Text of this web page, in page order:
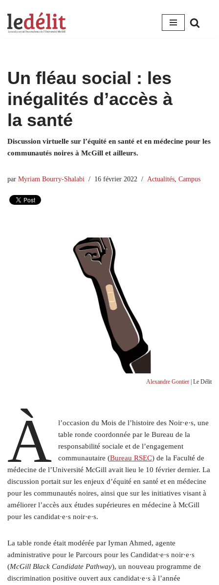
Aller
Un fléau social : les
inégalités d’accès à
la santé
Discussion virtuelle sur l’équité en santé et en médecine pour les
communautés noires à McGill et ailleurs.
par Myriam Bourry-Shalabi 16 février 2022 Actualités Campus
Alexandre Gontier | Le Délit
À
l’occasion du Mois de l’histoire des Noir·e·s, une
table ronde coordonnée par le Bureau de la
responsabilité sociale et de l’engagement
communautaire (Bureau RSEC) de la Faculté de
médecine de l’Université McGill avait lieu le 10 février dernier. La
discussion portait sur les enjeux d’équité en santé et en médecine
pour les communautés noires, ainsi que sur les initiatives visant à
améliorer l’accès aux études supérieures en médecine à McGill
pour les candidat·e·s noir·e·s.
La table ronde était modérée par Iyman Ahmed, agente
administrative pour le Parcours pour les Candidat·e·s noir·e·s
(McGill Black Candidate Pathway), un nouveau programme de
discrimination positive ouvert aux candidat·e·s à l’année